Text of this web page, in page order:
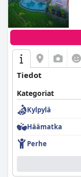
Tiedot
Kategoriat
Kylpylä
Häämatka
Perhe